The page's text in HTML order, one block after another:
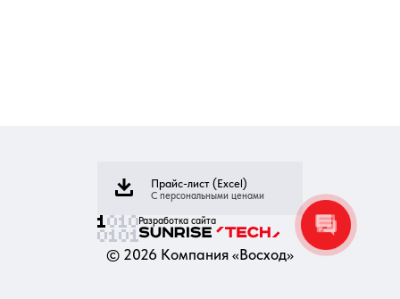
Прайс-лист (Excel)
С персональными ценами
Разработка сайта
© 2026 Компания «Восход»